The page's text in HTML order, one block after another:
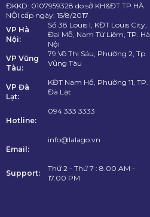
ĐKKD: 0107959328 do sở KH&ĐT TP.HÀ
NỘI cấp ngày: 15/8/2017
VP Hà
Nội:
Số 38 Louis I, KĐT Louis City,
Đại Mỗ, Nam Từ Liêm, TP. Hà
Nội
VP Vũng
Tàu:
79 Võ Thị Sáu, Phường 2, Tp.
Vũng Tàu
VP Đà
Lạt:
KĐT Nam Hồ, Phường 11, TP.
Đà Lạt
Hotline:
094 333 3333
Email:
info@lalago.vn
Support:
Thứ 2 - Thứ 7 : 8.00 AM -
17.00 PM